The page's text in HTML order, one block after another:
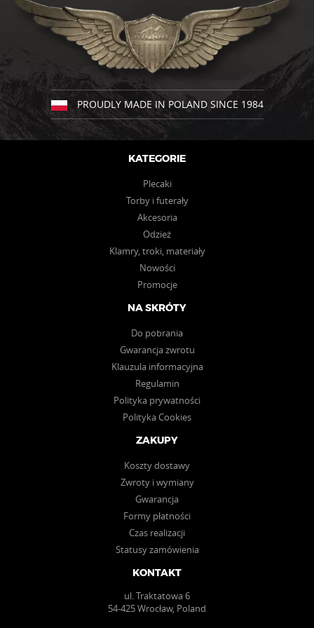
Opcje
można
wybrać
na
stronie
produktu
wariantów.
Opcje
można
wybrać
stronie
produktu
PROUDLY MADE IN POLAND SINCE 1984
KATEGORIE
Plecaki
Torby i futerały
Akcesoria
Odzież
Klamry, troki, materiały
Nowości
Promocje
NA SKRÓTY
Do pobrania
Gwarancja zwrotu
Klauzula informacyjna
Regulamin
Polityka prywatności
Polityka Cookies
ZAKUPY
Koszty dostawy
Zwroty i wymiany
Gwarancja
Formy płatności
Czas realizacji
Statusy zamówienia
KONTAKT
ul. Traktatowa 6
54-425 Wrocław, Poland